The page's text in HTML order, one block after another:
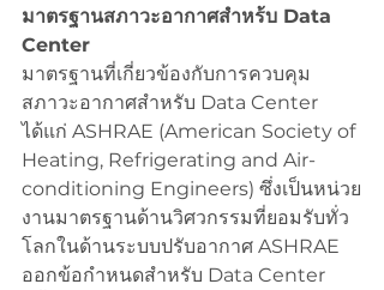
มาตรฐานสภาวะอากาศสำหร้บ Data
Center
มาตรฐานที่เกี่ยวข้องกับการควบคุม
สภาวะอากาศสำหรับ Data Center
ได้แก่ ASHRAE (American Society of
Heating, Refrigerating and Air-
conditioning Engineers) ซึ่งเป็นหน่วย
งานมาตรฐานด้านวิศวกรรมที่ยอมรับทั่ว
โลกในด้านระบบปรับอากาศ ASHRAE
ออกข้อกำหนดสำหรับ Data Center